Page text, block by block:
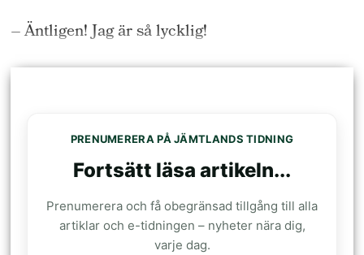
– Äntligen! Jag är så lycklig!
PRENUMERERA PÅ JÄMTLANDS TIDNING
Fortsätt läsa artikeln...
Prenumerera och få obegränsad tillgång till alla
artiklar och e-tidningen – nyheter nära dig,
varje dag.